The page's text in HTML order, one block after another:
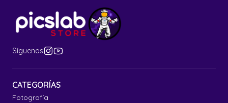
Síguenos
CATEGORÍAS
Fotografía